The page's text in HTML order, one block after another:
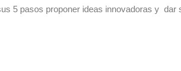
5 pasos proponer ideas innovadoras y